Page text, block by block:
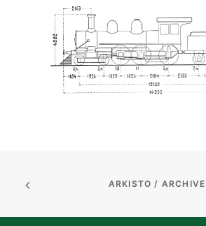
ARKISTO / ARCHIVE